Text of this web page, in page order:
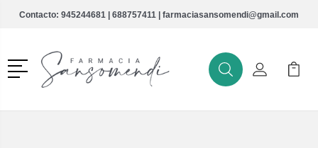
Contacto: 945244681 | 688757411 | farmaciasansomendi@gmail.com
Menú
BuscarMi Cuenta
Mi